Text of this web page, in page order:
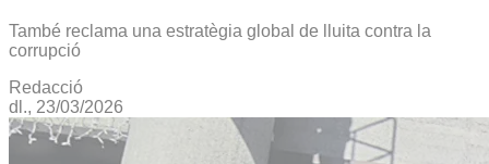
També reclama una estratègia global de lluita contra la
corrupció
Redacció
dl., 23/03/2026